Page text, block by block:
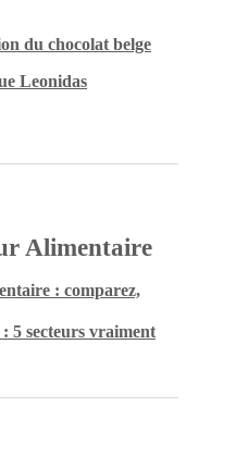
du chocolat belge
Leonidas
Alimentaire
: comparez,
5 secteurs vraiment